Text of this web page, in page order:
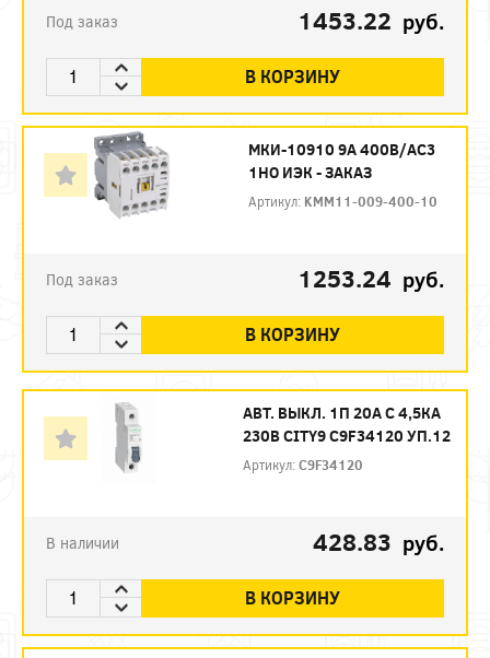
Под заказ 1453.22 руб.
В КОРЗИНУ
МКИ-10910 9А 400В/АС3
1НО ИЭК - ЗАКАЗ
Артикул: KMM11-009-400-10
Под заказ 1253.24 руб.
В КОРЗИНУ
АВТ. ВЫКЛ. 1П 20А С 4,5КА
230В CITY9 C9F34120 УП.12
Артикул:C9F34120
В наличии 428.83 руб.
В КОРЗИНУ